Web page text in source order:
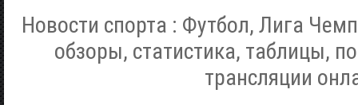
Новости спорта : Футбол, Лига
обзоры, статистика, таблицы,
трансляции